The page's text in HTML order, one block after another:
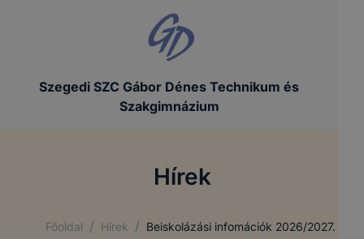
Szegedi SZC Gábor Dénes Technikum és
Szakgimnázium
Hírek
Főoldal / Hírek / Beiskolázási infomációk 2026/2027.